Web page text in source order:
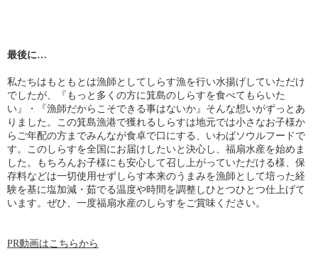
最後に…
私たちはもともとは漁師としてしらす漁を行い水揚げしていただけ
でしたが、『もっと多くの方に箕島のしらすを食べてもらいた
い』・『漁師だからこそできる事はないか』そんな想いがずっとあ
りました。この箕島漁港で獲れるしらすは地元では小さなお子様か
らご年配の方までみんなが食卓で口にする、いわばソウルフードで
す。このしらすを全国にお届けしたいと決心し、福扇水産を始めま
した。もちろんお子様にも安心して召し上がっていただける様、保
存料などは一切使用せずしらす本来のうまみを漁師として培った経
験を基に塩加減・茹でる温度や時間を調整しひとつひとつ仕上げて
います。ぜひ、一度福扇水産のしらすをご賞味ください。
PR動画はこちらから